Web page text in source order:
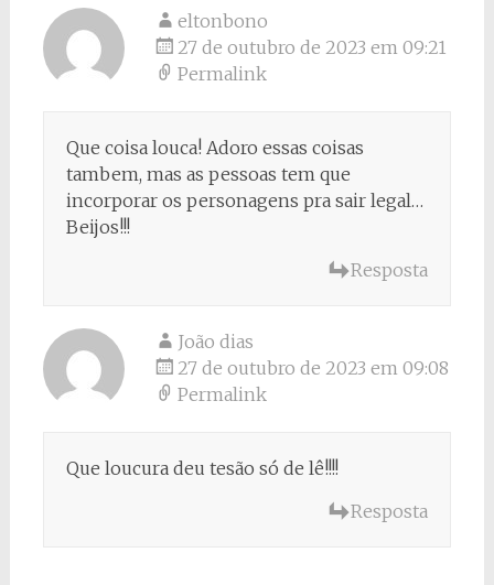
eltonbono
27 de outubro de 2023 em 09:21
Permalink
Que coisa louca! Adoro essas coisas
tambem, mas as pessoas tem que
incorporar os personagens pra sair legal…
Beijos!!!
Resposta
João dias
27 de outubro de 2023 em 09:08
Permalink
Que loucura deu tesão só de lê!!!!
Resposta